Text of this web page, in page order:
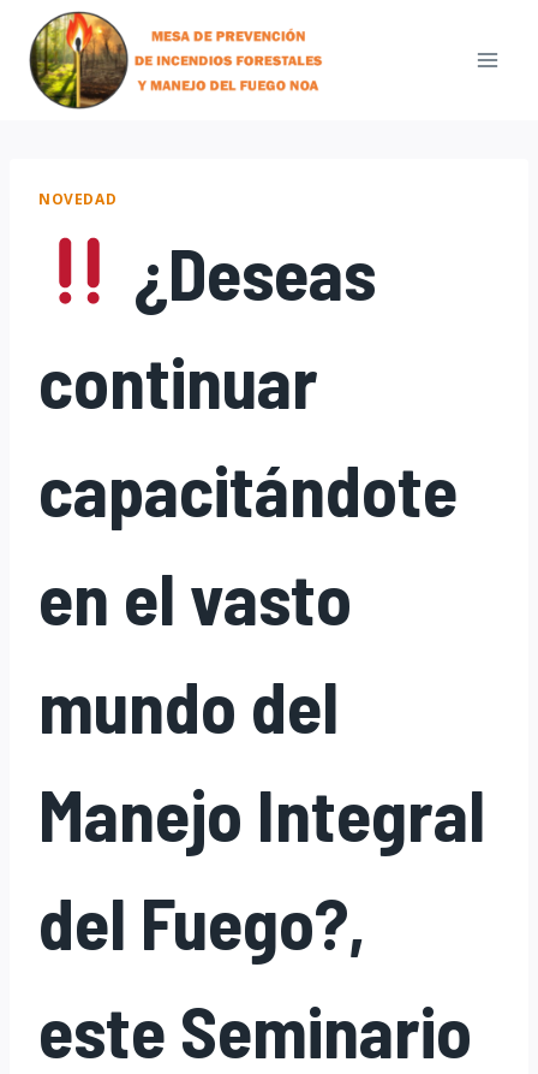
content
NOVEDAD
¿Deseas
continuar
capacitándote
en el vasto
mundo del
Manejo Integral
del Fuego?,
este Seminario